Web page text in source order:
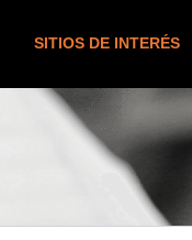
SITIOS DE INTERÉS